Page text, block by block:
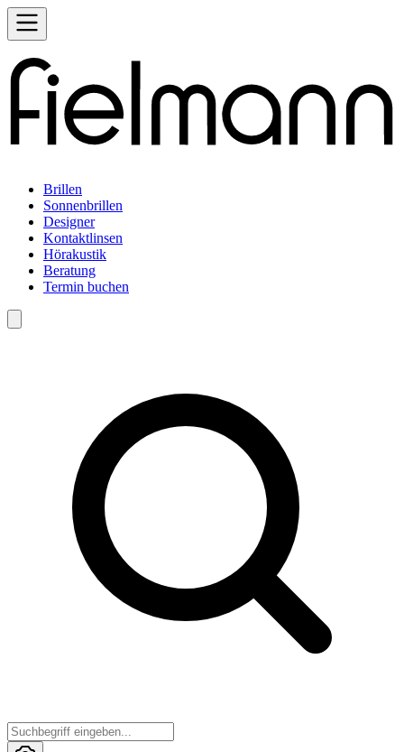
Brillen
Sonnenbrillen
Designer
Kontaktlinsen
Hörakustik
Beratung
Termin buchen